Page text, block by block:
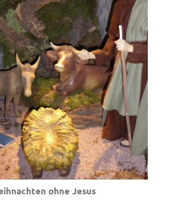
ohne Jesus